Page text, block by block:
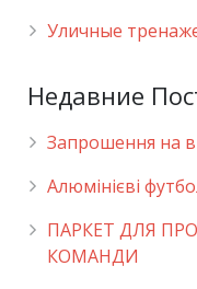
Уличные
Недавние
Запрошення на
Алюмінієві
ПАРКЕТ ДЛЯ
КОМАНДИ